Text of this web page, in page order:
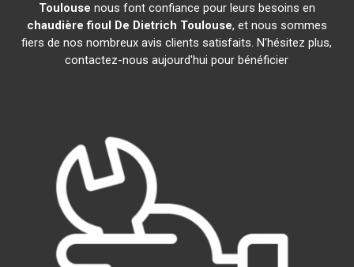
Toulouse nous font confiance pour leurs besoins en
chaudière fioul De Dietrich Toulouse, et nous sommes
fiers de nos nombreux avis clients satisfaits. N'hésitez plus,
contactez-nous aujourd'hui pour bénéficier